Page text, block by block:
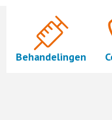
Behandelingen